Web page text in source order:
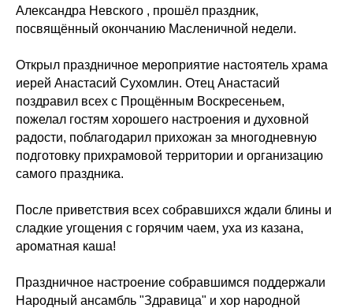
Александра Невского , прошёл праздник,
посвящённый окончанию Масленичной недели.
Открыл праздничное мероприятие настоятель храма
иерей Анастасий Сухомлин. Отец Анастасий
поздравил всех с Прощённым Воскресеньем,
пожелал гостям хорошего настроения и духовной
радости, поблагодарил прихожан за многодневную
подготовку прихрамовой территории и организацию
самого праздника.
После приветствия всех собравшихся ждали блины и
сладкие угощения с горячим чаем, уха из казана,
ароматная каша!
Праздничное настроение собравшимся поддержали
Народный ансамбль "Здравица" и хор народной